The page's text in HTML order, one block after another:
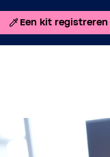
Een kit registreren